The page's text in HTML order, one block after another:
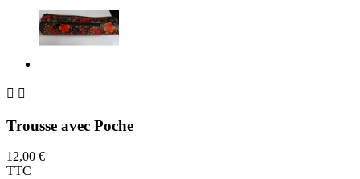
 
Trousse avec Poche
12,00 €
TTC